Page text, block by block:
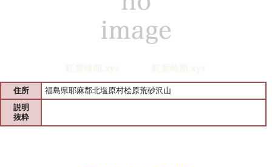
住所
福島県耶麻郡北塩原村桧原荒砂沢山
説明
抜粋